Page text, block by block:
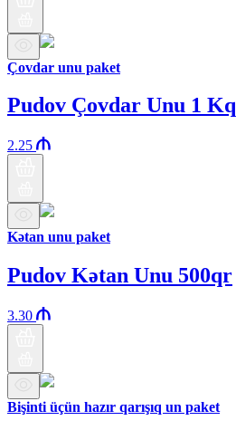
Çovdar unu paket
Pudov Çovdar Unu 1 Kq
2.25
Kətan unu paket
Pudov Kətan Unu 500qr
3.30
Bişinti üçün hazır qarışıq un paket